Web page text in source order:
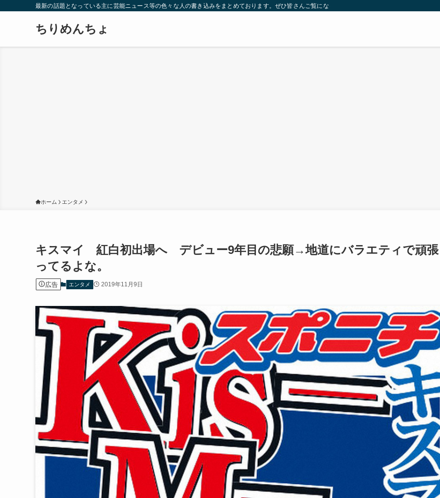
最新の話題となっている主に芸能ニュース等の色々な人の書き込みをまとめております。ぜひ皆さんご覧になっていってください。
ちりめんちょ
ホーム エンタメ
キスマイ 紅白初出場へ デビュー9年目の悲願→地道にバラエティで頑張
ってるよな。
広告 エンタメ 2019年11月9日